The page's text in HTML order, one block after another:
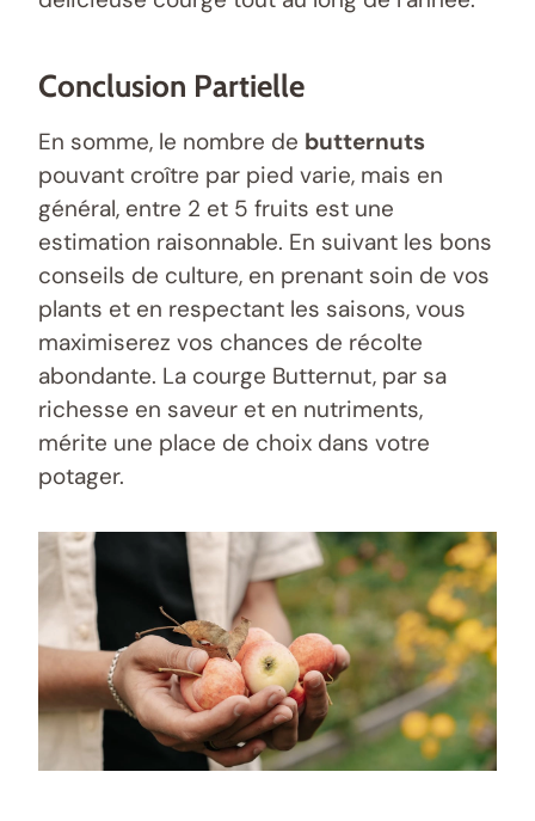
Conclusion Partielle
En somme, le nombre de butternuts
pouvant croître par pied varie, mais en
général, entre 2 et 5 fruits est une
estimation raisonnable. En suivant les bons
conseils de culture, en prenant soin de vos
plants et en respectant les saisons, vous
maximiserez vos chances de récolte
abondante. La courge Butternut, par sa
richesse en saveur et en nutriments,
mérite une place de choix dans votre
potager.